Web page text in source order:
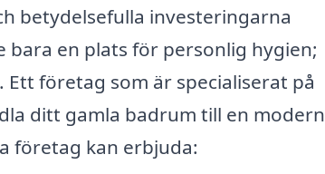
betydelsefulla investeringarna
en plats för personlig hygien;
företag som är specialiserat på
ditt gamla badrum till en modern
företag kan erbjuda: